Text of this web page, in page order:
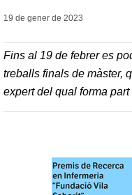
19 de gener de 2023
Fins al 19 de febrer es
treballs finals de màster,
expert del qual forma part